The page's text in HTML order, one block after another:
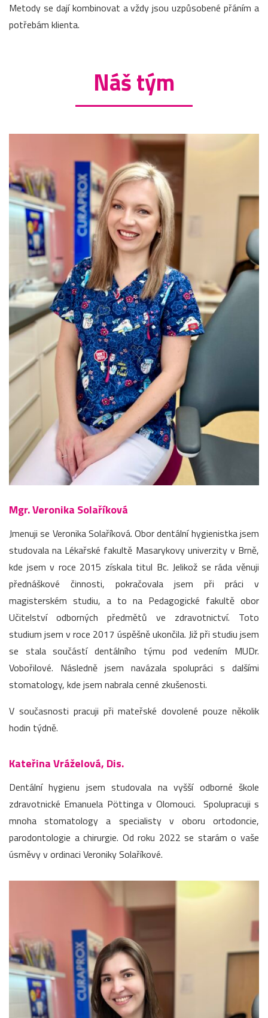
Metody se dají kombinovat a vždy jsou uzpůsobené přáním a
potřebám klienta.
Náš tým
Mgr. Veronika Solaříková
Jmenuji se Veronika Solaříková. Obor dentální hygienistka jsem
studovala na Lékařské fakultě Masarykovy univerzity v Brně,
kde jsem v roce 2015 získala titul Bc. Jelikož se ráda věnuji
přednáškové činnosti, pokračovala jsem při práci v
magisterském studiu, a to na Pedagogické fakultě obor
Učitelství odborných předmětů ve zdravotnictví. Toto
studium jsem v roce 2017 úspěšně ukončila. Již při studiu jsem
se stala součástí dentálního týmu pod vedením MUDr.
Vobořilové. Následně jsem navázala spolupráci s dalšími
stomatology, kde jsem nabrala cenné zkušenosti.
V současnosti pracuji při mateřské dovolené pouze několik
hodin týdně.
Kateřina Vráželová, Dis.
Dentální hygienu jsem studovala na vyšší odborné škole
zdravotnické Emanuela Pöttinga v Olomouci. Spolupracuji s
mnoha stomatology a specialisty v oboru ortodoncie,
parodontologie a chirurgie. Od roku 2022 se starám o vaše
úsměvy v ordinaci Veroniky Solaříkové.